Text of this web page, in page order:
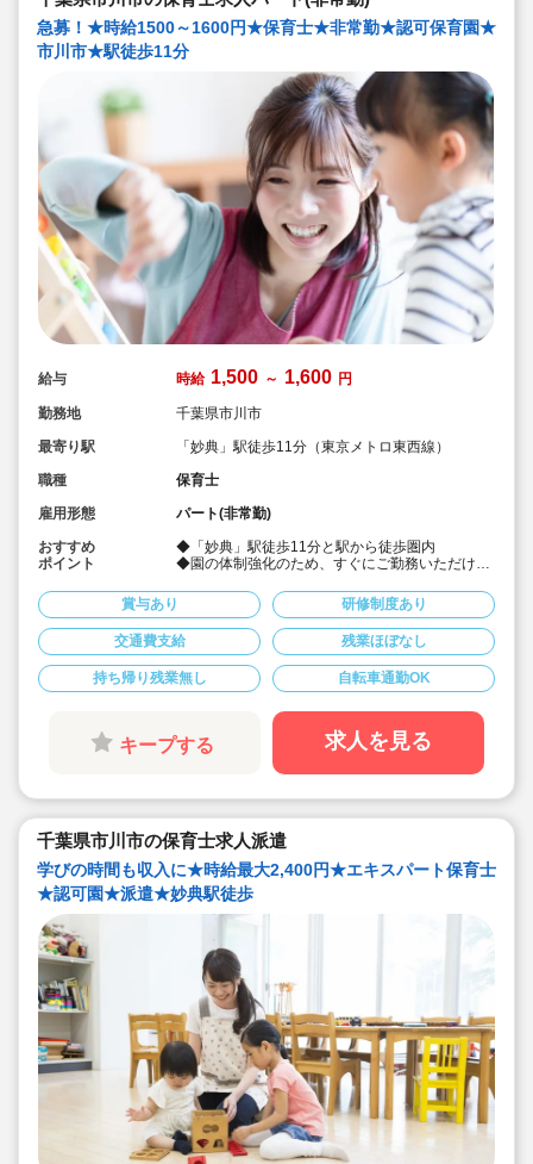
◆ピアノが弾けなくてOKです。（得意分野を活
かして頂く方針です）
◆保育以外の業務量が不安な方も安心です。
（ICTシステム導入で業務効率化が図れていま
◆保育経験がない、ブランクがある方も安心で
す。（先輩社員が徹底サポートします）
◆ベネフィットステーション（飲食店、宿泊・レ
ジャー施設などの割引きなど
◆職員同士の協力を大切にしています！保育経験
がない、ブランクが有る方もOK（先輩スタッフ
がサポートします！）
急募！★時給1500～1600円★保育士★非常勤★認可保育園★
市川市★駅徒歩11分
給与 時給 1,500 ～ 1,600 円
勤務地
千葉県市川市
最寄り駅
「妙典」駅徒歩11分（東京メトロ東西線）
職種
保育士
雇用形態
パート(非常勤)
おすすめ
ポイント
◆「妙典」駅徒歩11分と駅から徒歩圏内
◆園の体制強化のため、すぐにご勤務いただける
案内しております
▼こんな方におすすめです
・しっかり収入を確保したい方
・高時給で効率的に働きたい方
・残業なし、持ち帰り仕事なしでプライベートも
大切にしたい方
◆コンパクトサイズの保育園になります
◆職場の人間関係は良好です。
優しい保育士が多く協力しながら保育を行ってい
◆仕事もプライベートも両立出来ます。
◆行事に追われることはありません。
◆ピアノが弾けなくてOKです。（得意分野を活
かして頂く方針です）
◆保育以外の業務量が不安な方も安心です。
（ICTシステム導入で業務効率化が図れていま
す）
す。（先輩社員が徹底サポートします）
◆ベネフィットステーション（飲食店、宿泊・レ
ジャー施設などの割引きなど
◆職員同士の協力を大切にしています！保育経験
がない、ブランクが有る方もOK（先輩スタッフ
がサポートします！）
賞与あり 研修制度あり
交通費支給 残業ほぼなし
持ち帰り残業無し 自転車通勤OK
キープする 求人を見る
千葉県市川市の保育士求人派遣
学びの時間も収入に★時給最大2,400円★エキスパート保育士
★認可園★派遣★妙典駅徒歩